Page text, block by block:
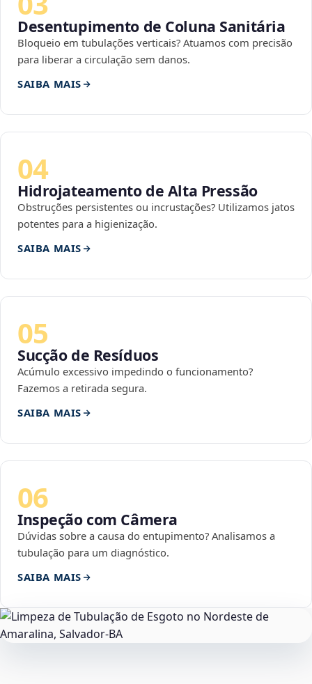
Desentupimento de Coluna Sanitária
Bloqueio em tubulações verticais? Atuamos com precisão
para liberar a circulação sem danos.
SAIBA MAIS
04
Hidrojateamento de Alta Pressão
Obstruções persistentes ou incrustações? Utilizamos jatos
potentes para a higienização.
SAIBA MAIS
05
Sucção de Resíduos
Acúmulo excessivo impedindo o funcionamento?
Fazemos a retirada segura.
SAIBA MAIS
06
Inspeção com Câmera
Dúvidas sobre a causa do entupimento? Analisamos a
tubulação para um diagnóstico.
SAIBA MAIS